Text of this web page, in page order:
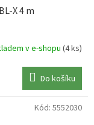
X 4 m
v e-shopu(4 ks)
Do košíku
Kód: 5552030